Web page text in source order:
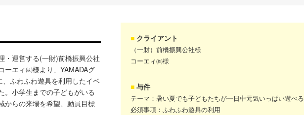
・運営する(一財)前橋振興公社
ーエィ㈱様より、YAMADAグ
ふわふわ遊具を利用したイベ
。小学生までの子どもがいる
からの来場を希望、動員目標
クライアント
（一財）前橋振興公社様
コーエィ㈱様
与件
テーマ：暑い夏でも子どもたちが一日中元気いっぱい遊べる
必須事項：ふわふわ遊具の利用